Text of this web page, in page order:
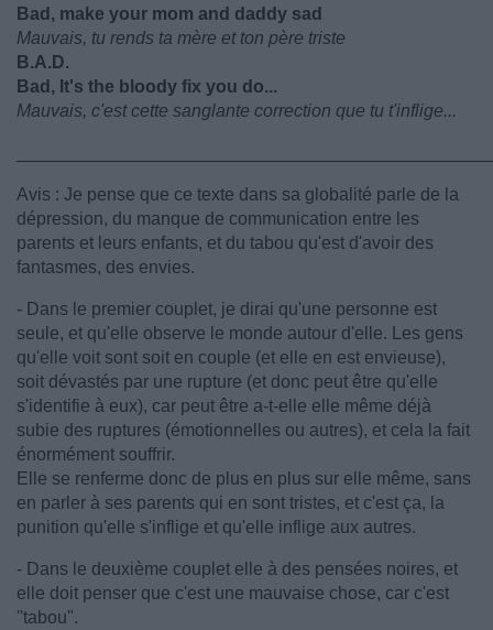
Bad, make your mom and daddy sad
Mauvais, tu rends ta mère et ton père triste
B.A.D.
Bad, It's the bloody fix you do...
Mauvais, c'est cette sanglante correction que tu t'inflige...
Avis : Je pense que ce texte dans sa globalité parle de la
dépression, du manque de communication entre les
parents et leurs enfants, et du tabou qu'est d'avoir des
fantasmes, des envies.
- Dans le premier couplet, je dirai qu'une personne est
seule, et qu'elle observe le monde autour d'elle. Les gens
qu'elle voit sont soit en couple (et elle en est envieuse),
soit dévastés par une rupture (et donc peut être qu'elle
s'identifie à eux), car peut être a-t-elle elle même déjà
subie des ruptures (émotionnelles ou autres), et cela la fait
énormément souffrir.
Elle se renferme donc de plus en plus sur elle même, sans
en parler à ses parents qui en sont tristes, et c'est ça, la
punition qu'elle s'inflige et qu'elle inflige aux autres.
- Dans le deuxième couplet elle à des pensées noires, et
elle doit penser que c'est une mauvaise chose, car c'est
''tabou''.